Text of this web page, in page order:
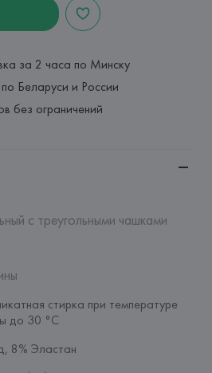
за 2 часа по Минску
Беларуси и России
без ограничений
с треугольными чашками
стирка при температуре
до 30 °C
8% Эластан